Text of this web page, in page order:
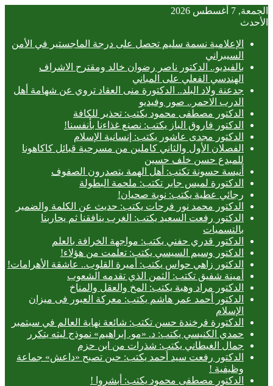
الجمعة, 7 أغسطس 2026
الأحدث
الإعلامية نسمة سليم تحصل على درجة الماجستير في الأمن
السيبراني
بالفيديو.. ‎الدكتور ناصر رضوان خالد ومقترح الاشراف
الهندسي الفعلي على المباني
جدعنة ولاد البلد.. الدكتورة منى العقاد تروي عن شهامة أهل
الدرب الاحمر.. صور وفيديو
الدكتور مصطفى محمود يكتب: تحذير للكافة
الدكتور فاروق الباز يكتب: نصنع غذاءنا بأنفسنا!
الدكتور مجدى عاشور يكتب: إنسانية الإسلام
الفصلان الأول والثاني كاملين من مسرحية قبائل كاكاهونا
للمبدع حسن خلف حسين
أنيسة حسونة تكتب: أهل الهمة يتصدرون الصفوف
الدكتورة لميس جابر تكتب: ملحمة البطولة
رجائي عطية يكتب: نوبة صحيان!
الدكتور محمد نور فرحات يكتب: حديث عن الكلمة والضمير
الدكتور رفعت السعيد يكتب: الغرب ينافقنا ثم يحاربنا
بالتسميات
الدكتور قدري حفني يكتب: مواجهة الخرافة بالعلم
الدكتور وسيم السيسي يكتب: تعلمت من هؤلاء!
الدكتور زاهي حواس يكتب: أميرة القلوب.. عاشقة الأهرامات!
أمينة شفيق تكتب: الثمن الذي تقدمه الشعوب
الدكتور مراد وهبة يكتب: المخ والعقل والمناخ
الدكتور أحمد عمر هاشم يكتب: معركة العبور فى ميزان
الإسلام
الدكتورة فرخندة حسن تكتب: شائعة نهاية العالم في سبتمبر
حمدي الكنيسي يكتب: د. «مو. إبراهيم» نموذج ليته يتكرر
جمال الغيطاني يكتب: شذرات من ابن حزم
الدكتور رفعت سيد أحمد يكتب: حين تصبح «داعش» جماعة
وظيفية !
الدكتور مصطفى محمود يكتب: أبشروا !